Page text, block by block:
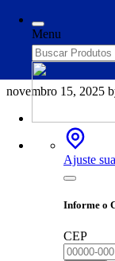
Menu
Ajuste
Informe o
CEP
novembro 15, 2025